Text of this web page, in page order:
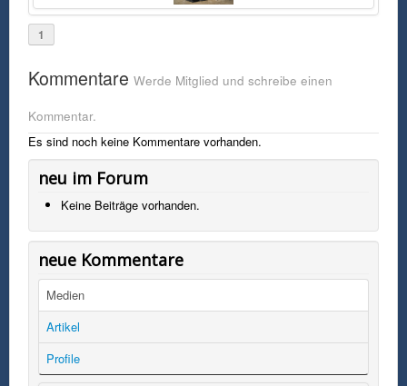
1
Kommentare Werde Mitglied und schreibe einen
Kommentar.
Es sind noch keine Kommentare vorhanden.
neu im Forum
Keine Beiträge vorhanden.
neue Kommentare
Medien
Artikel
Profile